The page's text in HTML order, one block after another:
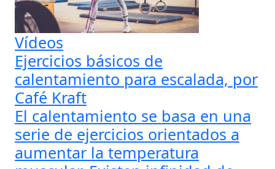
Vídeos
Ejercicios básicos de
calentamiento para escalada, por
Café Kraft
El calentamiento se basa en una
serie de ejercicios orientados a
aumentar la temperatura